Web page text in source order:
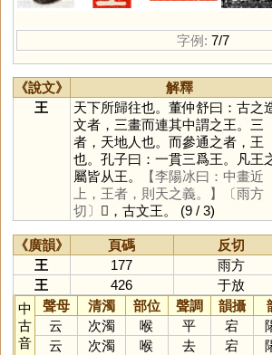
字例: 7/7
《說文》 解釋
王
天下所歸往也。董仲舒曰：古之
文者，三畫而連其中謂之王。三
者，天地人也。而參通之者，王
也。孔子曰：一貫三爲王。凡王
屬皆从王。
【李陽冰曰：中畫近
上，王者，則天之義。】
〔雨方
切〕
𠙻，古文王。 (9 / 3)
《廣韻》 頁碼 反切
王
177
雨方
王
426
于放
中
古
音
聲母 清濁 部位 聲調 韻攝
云
次濁 喉 平 宕
云
次濁 喉 去 宕